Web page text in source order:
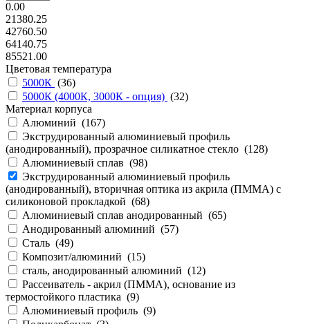
0.00
21380.25
42760.50
64140.75
85521.00
Цветовая температура
5000К (36)
5000К (4000К, 3000К - опция) (32)
Материал корпуса
Алюминий (167)
Экструдированный алюминиевый профиль
(анодированный), прозрачное силикатное стекло (128)
Алюминиевый сплав (98)
Экструдированный алюминиевый профиль
(анодированный), вторичная оптика из акрила (ПММА) с
силиконовой прокладкой (68)
Алюминиевый сплав анодированный (65)
Анодированный алюминий (57)
Сталь (49)
Композит/алюминий (15)
сталь, анодированный алюминий (12)
Рассеиватель - акрил (ПММА), основание из
термостойкого пластика (9)
Алюминиевый профиль (9)